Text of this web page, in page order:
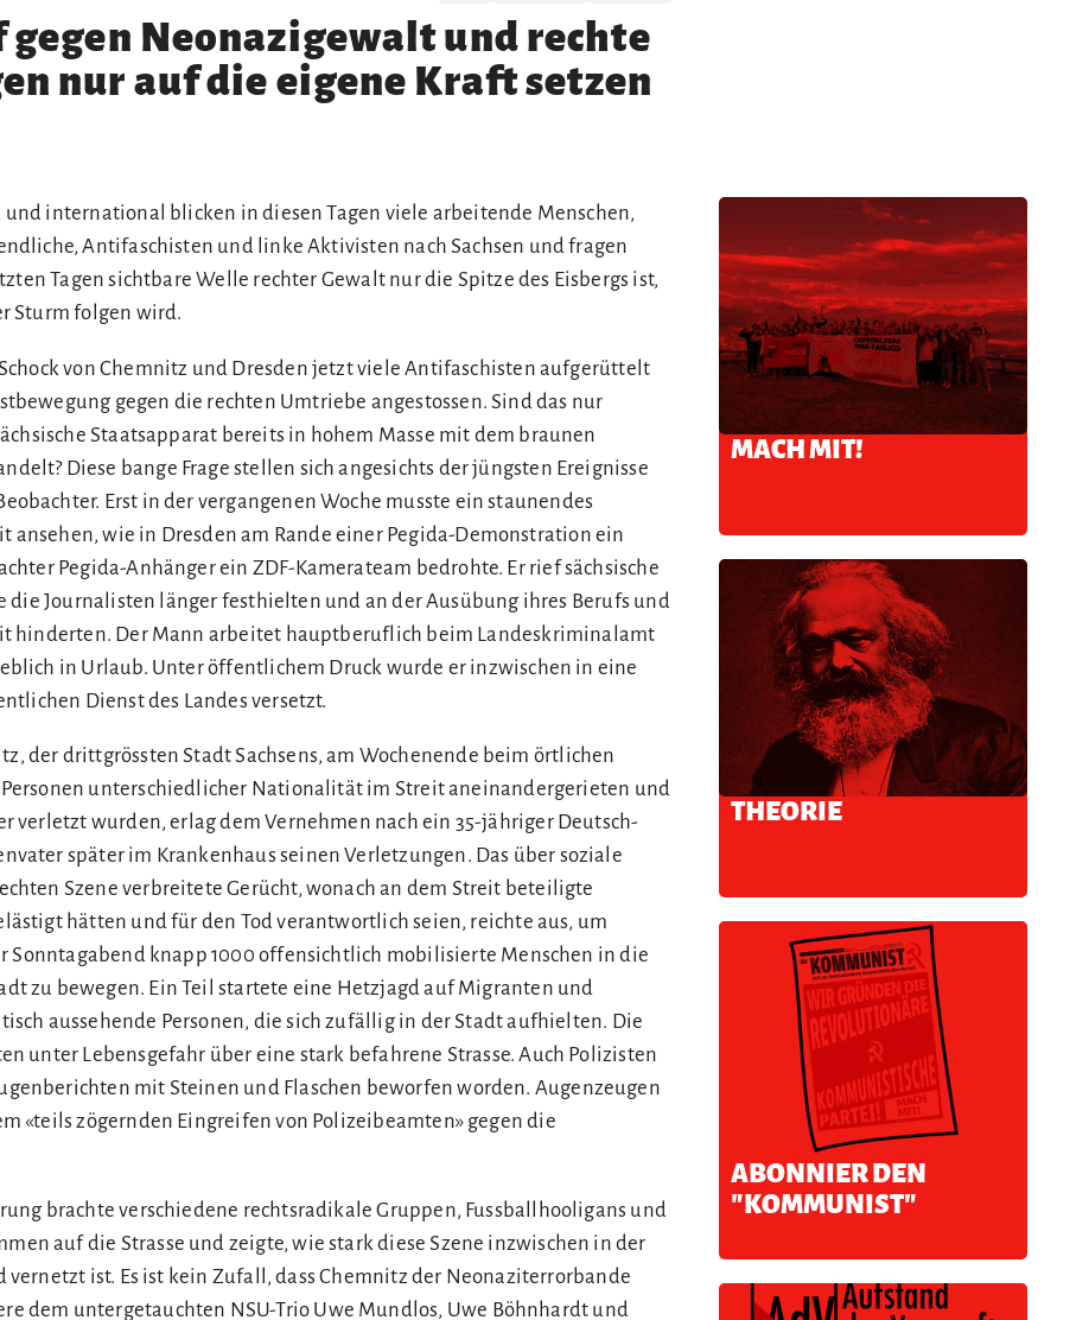
gegen Neonazigewalt und rechte
nur auf die eigene Kraft setzen
und international blicken in diesen Tagen viele arbeitende Menschen,
Antifaschisten und linke Aktivisten nach Sachsen und fragen
Tagen sichtbare Welle rechter Gewalt nur die Spitze des Eisbergs ist,
Sturm folgen wird.
von Chemnitz und Dresden jetzt viele Antifaschisten aufgerüttelt
gegen die rechten Umtriebe angestossen. Sind das nur
Staatsapparat bereits in hohem Masse mit dem braunen
Diese bange Frage stellen sich angesichts der jüngsten Ereignisse
Erst in der vergangenen Woche musste ein staunendes
ansehen, wie in Dresden am Rande einer Pegida-Demonstration ein
Pegida-Anhänger ein ZDF-Kamerateam bedrohte. Er rief sächsische
die Journalisten länger festhielten und an der Ausübung ihres Berufs und
hinderten. Der Mann arbeitet hauptberuflich beim Landeskriminalamt
in Urlaub. Unter öffentlichem Druck wurde er inzwischen in eine
Dienst des Landes versetzt.
der drittgrössten Stadt Sachsens, am Wochenende beim örtlichen
unterschiedlicher Nationalität im Streit aneinandergerieten und
verletzt wurden, erlag dem Vernehmen nach ein 35-jähriger Deutsch-
später im Krankenhaus seinen Verletzungen. Das über soziale
Szene verbreitete Gerücht, wonach an dem Streit beteiligte
hätten und für den Tod verantwortlich seien, reichte aus, um
Sonntagabend knapp 1000 offensichtlich mobilisierte Menschen in die
zu bewegen. Ein Teil startete eine Hetzjagd auf Migranten und
aussehende Personen, die sich zufällig in der Stadt aufhielten. Die
unter Lebensgefahr über eine stark befahrene Strasse. Auch Polizisten
mit Steinen und Flaschen beworfen worden. Augenzeugen
«teils zögernden Eingreifen von Polizeibeamten» gegen die
brachte verschiedene rechtsradikale Gruppen, Fussballhooligans und
auf die Strasse und zeigte, wie stark diese Szene inzwischen in der
ist. Es ist kein Zufall, dass Chemnitz der Neonaziterrorbande
dem untergetauchten NSU-Trio Uwe Mundlos, Uwe Böhnhardt und
MACH MIT!
THEORIE
ABONNIER DEN
"KOMMUNIST"